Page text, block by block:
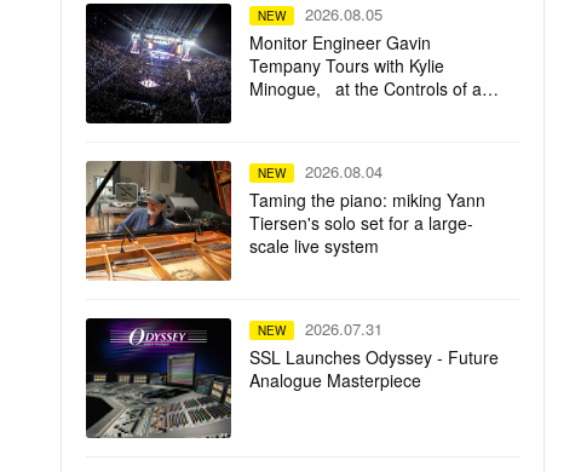
NEW 2026.08.05
Monitor Engineer Gavin
Tempany Tours with Kylie
Minogue, at the Controls of a
NEW 2026.08.04
Taming the piano: miking Yann
Tiersen's solo set for a large-
scale live system
NEW 2026.07.31
SSL Launches Odyssey - Future
Analogue Masterpiece